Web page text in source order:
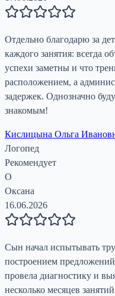
Отдельно благодарю за
каждого занятия: всегда
успехи заметны и что
расположением, а
задержек. Однозначно
знакомым!
Кислицына Ольга
Логопед
Рекомендует
О
Оксана
16.06.2026
Сын начал испытывать
построением
провела диагностику и
несколько месяцев